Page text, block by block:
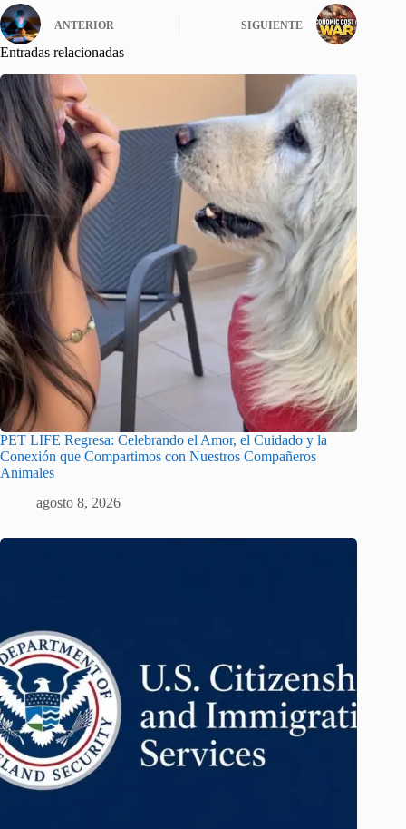
ANTERIOR SIGUIENTE
Entradas relacionadas
PET LIFE Regresa: Celebrando el Amor, el Cuidado y la
Conexión que Compartimos con Nuestros Compañeros
Animales
agosto 8, 2026